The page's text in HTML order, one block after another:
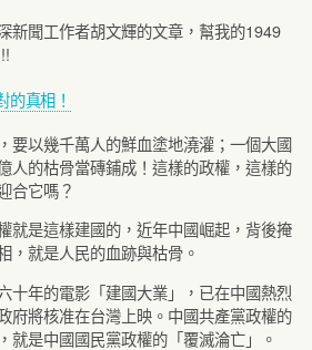
新聞工作者胡文輝的文章，幫我的1949
的真相！
要以幾千萬人的鮮血塗地澆灌；一個大國
人的枯骨當磚鋪成！這樣的政權，這樣的
合它嗎？
就是這樣建國的，近年中國崛起，背後掩
，就是人民的血跡與枯骨。
十年的電影「建國大業」，已在中國熱烈
府將核准在台灣上映。中國共產黨政權的
就是中國國民黨政權的「覆滅淪亡」。